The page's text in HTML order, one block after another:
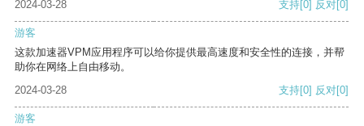
2024-03-28
支持[0] 反对[0]
游客
这款加速器VPM应用程序可以给你提供最高速度和安全性的连接，并帮
助你在网络上自由移动。
2024-03-28
支持[0] 反对[0]
游客